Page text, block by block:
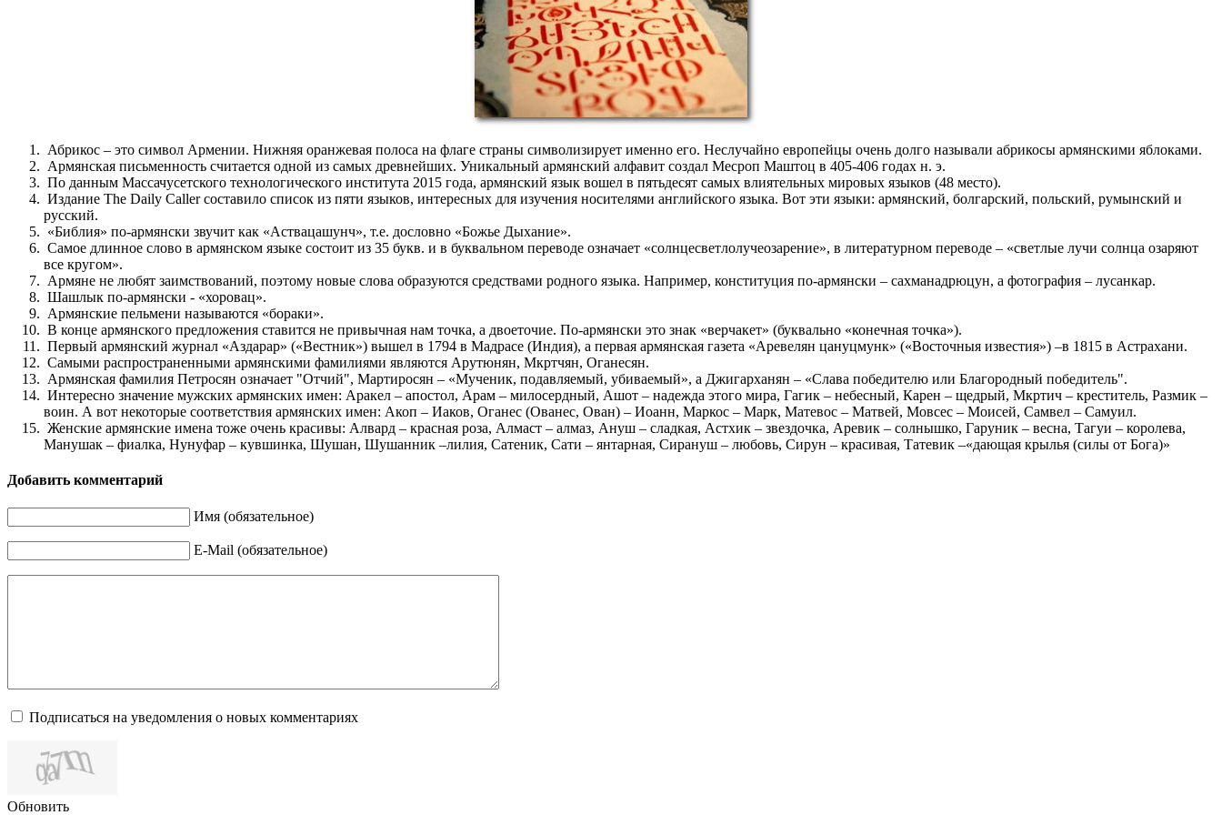
Абрикос – это символ Армении. Нижняя оранжевая полоса на флаге страны символизирует именно его. Неслучайно европейцы очень долго называли абрикосы армянскими яблоками.
Армянская письменность считается одной из самых древнейших. Уникальный армянский алфавит создал Месроп Маштоц в 405-406 годах н. э.
По данным Массачусетского технологического института 2015 года, армянский язык вошел в пятьдесят самых влиятельных мировых языков (48 место).
Издание The Daily Caller составило список из пяти языков, интересных для изучения носителями английского языка. Вот эти языки: армянский, болгарский, польский, румынский и
русский.
«Библия» по-армянски звучит как «Aствaцaшунч», т.е. дословно «Божье Дыхание».
Самое длинное слово в армянском языке состоит из 35 букв. и в буквальном переводе означает «солнцесветлолучеозарение», в литературном переводе – «светлые лучи солнца озаряют
все кругом».
Армяне не любят заимствований, поэтому новые слова образуются средствами родного языка. Например, конституция по-армянски – сахманадрюцун, а фотография – лусанкар.
Шашлык по-армянски - «хоровац».
Армянские пельмени называются «бораки».
В конце армянского предложения ставится не привычная нам точка, а двоеточие. По-армянски это знак «верчакет» (буквально «конечная точка»).
Первый армянский журнал «Аздарар» («Вестник») вышел в 1794 в Мадрасе (Индия), а первая армянская газета «Аревелян цануцмунк» («Восточныя известия») –в 1815 в Астрахани.
Самыми распространенными армянскими фамилиями являются Арутюнян, Мкртчян, Оганесян.
Армянская фамилия Петросян означает "Отчий", Мартиросян – «Мученик, подавляемый, убиваемый», а Джигарханян – «Слава победителю или Благородный победитель".
Интересно значение мужских армянских имен: Аракел – апостол, Арам – милосердный, Ашот – надежда этого мира, Гагик – небесный, Карен – щедрый, Мкртич – креститель, Размик –
воин. А вот некоторые соответствия армянских имен: Акоп – Иаков, Оганес (Ованес, Ован) – Иоанн, Маркос – Марк, Матевос – Матвей, Мовсес – Моисей, Самвел – Самуил.
Женские армянские имена тоже очень красивы: Алвард – красная роза, Алмаст – алмаз, Ануш – сладкая, Астхик – звездочка, Аревик – солнышко, Гаруник – весна, Тагуи – королева,
Манушак – фиалка, Нунуфар – кувшинка, Шушан, Шушанник –лилия, Сатеник, Сати – янтарная, Сирануш – любовь, Сирун – красивая, Татевик –«дающая крылья (силы от Бога)»
Добавить комментарий
Имя (обязательное)
E-Mail (обязательное)
Подписаться на уведомления о новых комментариях
Обновить